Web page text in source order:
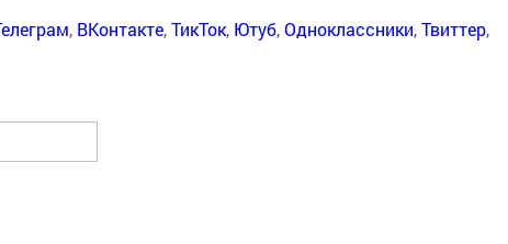
, ВКонтакте,ТикТок, Ютуб,Одноклассники,Твиттер,